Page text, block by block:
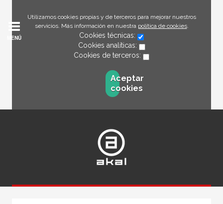
Utilizamos cookies propias y de terceros para mejorar nuestros
servicios. Más información en nuestra política de cookies.
Cookies técnicas:
Cookies analíticas:
Cookies de terceros:
Aceptar
cookies
MENÚ